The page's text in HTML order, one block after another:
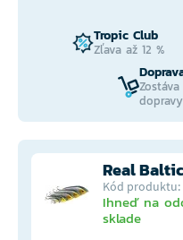
Tropic Club
Zľava až 12 %
Real
Kód produktu:
Ihneď na
sklade